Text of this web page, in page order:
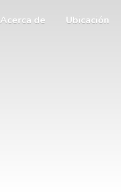
Acerca de
Ubicación